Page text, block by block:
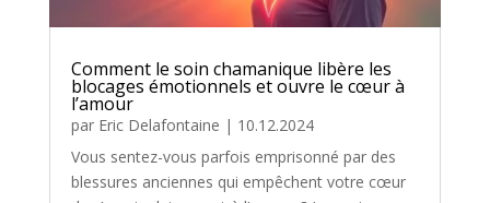
Comment le soin chamanique libère les
blocages émotionnels et ouvre le cœur à
l’amour
par Eric Delafontaine | 10.12.2024
Vous sentez-vous parfois emprisonné par des
blessures anciennes qui empêchent votre cœur